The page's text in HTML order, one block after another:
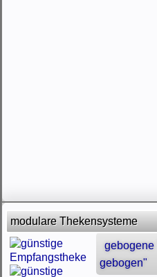
modulare Thekensysteme
gebogene
gebogen"